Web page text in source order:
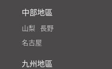
中部地區
山梨
長野
名古屋
九州地區